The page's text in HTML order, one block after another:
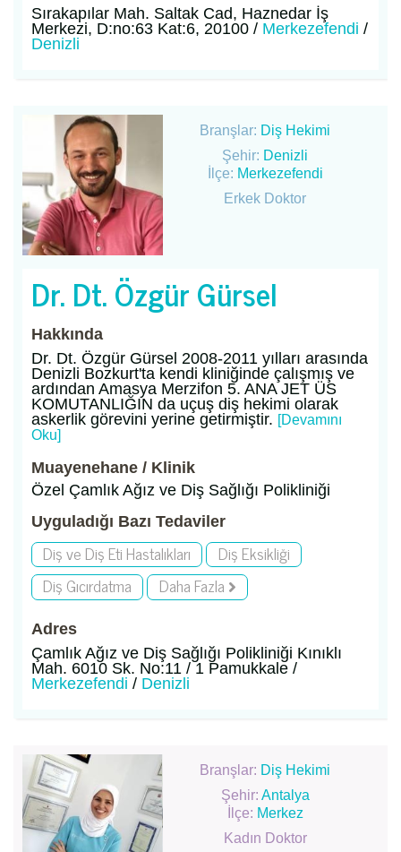
Sırakapılar Mah. Saltak Cad, Haznedar İş
Merkezi, D:no:63 Kat:6, 20100 / Merkezefendi /
Denizli
Branşlar: Diş Hekimi
Şehir: Denizli
İlçe: Merkezefendi
Erkek Doktor
Dr. Dt. Özgür Gürsel
Hakkında
Dr. Dt. Özgür Gürsel 2008-2011 yılları arasında
Denizli Bozkurt'ta kendi kliniğinde çalışmış ve
ardından Amasya Merzifon 5. ANA JET ÜS
KOMUTANLIĞIN da uçuş diş hekimi olarak
askerlik görevini yerine getirmiştir. [Devamını
Oku]
Muayenehane / Klinik
Özel Çamlık Ağız ve Diş Sağlığı Polikliniği
Uyguladığı Bazı Tedaviler
Diş ve Diş Eti Hastalıkları
Diş Eksikliği
Diş Gıcırdatma
Daha Fazla
Adres
Çamlık Ağız ve Diş Sağlığı Polikliniği Kınıklı
Mah. 6010 Sk. No:11 / 1 Pamukkale /
Merkezefendi / Denizli
Branşlar: Diş Hekimi
Şehir: Antalya
İlçe: Merkez
Kadın Doktor